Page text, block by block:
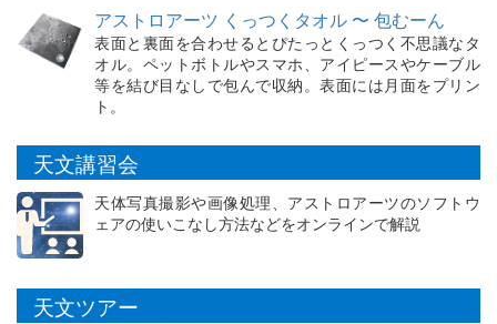
アストロアーツ くっつくタオル 〜 包むーん
表面と裏面を合わせるとぴたっとくっつく不思議なタ
オル。ペットボトルやスマホ、アイピースやケーブル
等を結び目なしで包んで収納。表面には月面をプリン
ト。
天文講習会
天体写真撮影や画像処理、アストロアーツのソフトウ
ェアの使いこなし方法などをオンラインで解説
天文ツアー